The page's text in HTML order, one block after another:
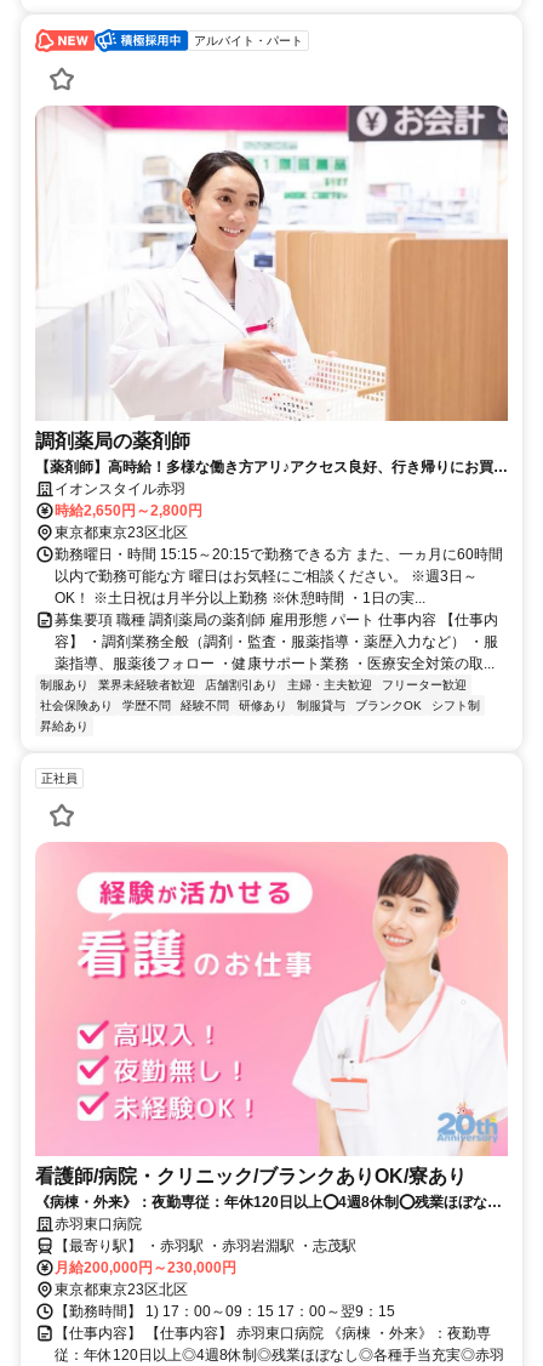
アルバイト・パート
調剤薬局の薬剤師
【薬剤師】高時給！多様な働き方アリ♪アクセス良好、行き帰りにお買い
物OK！イオン薬局で働きませんか？
イオンスタイル赤羽
時給2,650円～2,800円
東京都東京23区北区
勤務曜日・時間 15:15～20:15で勤務できる方 また、一ヵ月に60時間
以内で勤務可能な方 曜日はお気軽にご相談ください。 ※週3日～
OK！ ※土日祝は月半分以上勤務 ※休憩時間 ・1日の実...
募集要項 職種 調剤薬局の薬剤師 雇用形態 パート 仕事内容 【仕事内
容】 ・調剤業務全般（調剤・監査・服薬指導・薬歴入力など） ・服
薬指導、服薬後フォロー ・健康サポート業務 ・医療安全対策の取...
制服あり 業界未経験者歓迎 店舗割引あり 主婦・主夫歓迎
フリーター歓迎
社会保険あり
学歴不問 経験不問 研修あり 制服貸与 ブランクOK
シフト制
昇給あり
正社員
看護師/病院・クリニック/ブランクありOK/寮あり
《病棟・外来》：夜勤専従：年休120日以上⭕4週8休制⭕残業ほぼなし
⭕各種手当充実⭕赤羽駅徒歩4分の好立地❗️
赤羽東口病院
【最寄り駅】 ・赤羽駅 ・赤羽岩淵駅 ・志茂駅
月給200,000円～230,000円
東京都東京23区北区
【勤務時間】 1) 17：00～09：15 17：00～翌9：15
【仕事内容】 【仕事内容】 赤羽東口病院 《病棟 ・外来》：夜勤専
従：年休120日以上◎4週8休制◎残業ほぼなし◎各種手当充実◎赤羽